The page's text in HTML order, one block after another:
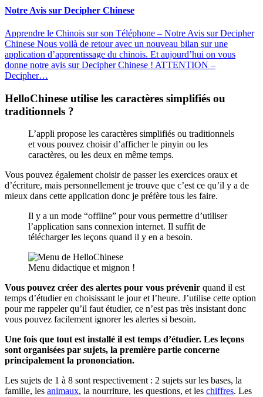
Notre Avis sur Decipher Chinese
Apprendre le Chinois sur son Téléphone – Notre Avis sur Decipher
Chinese Nous voilà de retour avec un nouveau bilan sur une
application d’apprentissage du chinois. Et aujourd’hui on vous
donne notre avis sur Decipher Chinese ! ATTENTION –
Decipher…
HelloChinese utilise les caractères simplifiés ou
traditionnels ?
L’appli propose les caractères simplifiés ou traditionnels
et vous pouvez choisir d’afficher le pinyin ou les
caractères, ou les deux en même temps.
Vous pouvez également choisir de passer les exercices oraux et
d’écriture, mais personnellement je trouve que c’est ce qu’il y a de
mieux dans cette application donc je préfère tous les faire.
Il y a un mode “offline” pour vous permettre d’utiliser
l’application sans connexion internet. Il suffit de
télécharger les leçons quand il y en a besoin.
Menu didactique et mignon !
Vous pouvez créer des alertes pour vous prévenir quand il est
temps d’étudier en choisissant le jour et l’heure. J’utilise cette option
pour me rappeler qu’il faut étudier, ce n’est pas très insistant donc
vous pouvez facilement ignorer les alertes si besoin.
Une fois que tout est installé il est temps d’étudier. Les leçons
sont organisées par sujets, la première partie concerne
principalement la prononciation.
Les sujets de 1 à 8 sont respectivement : 2 sujets sur les bases, la
famille, les animaux, la nourriture, les questions, et les chiffres. Les